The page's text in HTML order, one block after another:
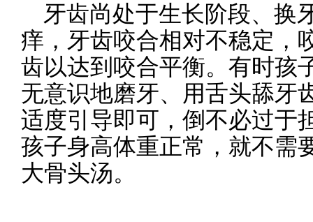
牙齿尚处于生长阶段、换
痒，牙齿咬合相对不稳定，
齿以达到咬合平衡。有时孩
无意识地磨牙、用舌头舔牙
适度引导即可，倒不必过于
孩子身高体重正常，就不需
大骨头汤。